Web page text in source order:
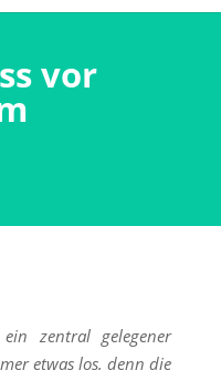
vor
zentral gelegener
etwas los, denn die